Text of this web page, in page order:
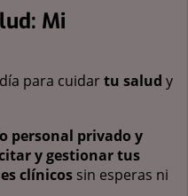
Mi
para cuidartu salud y
personal privado y
y gestionar tus
clínicos sin esperas ni